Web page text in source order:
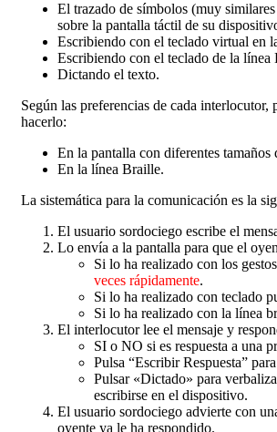
El trazado de símbolos (muy
sobre la pantalla táctil de su
Escribiendo con el teclado virtual en
Escribiendo con el teclado de la línea
Dictando el texto.
Según las preferencias de cada interlocutor,
hacerlo:
En la pantalla con diferentes tamaños
En la línea Braille.
La sistemática para la comunicación es la
El usuario sordociego escribe el
Lo envía a la pantalla para que el
Si lo ha realizado con los
veces rápidamente.
Si lo ha realizado con teclado
Si lo ha realizado con la línea
El interlocutor lee el mensaje y
SI o NO si es respuesta a una
Pulsa “Escribir Respuesta”
Pulsar «Dictado» para
escribirse en el dispositivo.
El usuario sordociego advierte con
oyente ya le ha respondido.